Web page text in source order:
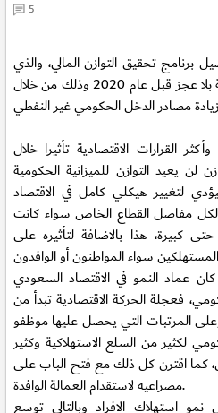
5
برنامج تحقيق التوازن المالي، والذي
يهدف إلى الوصول لميزانية متوازنة بلا عجز قبل عام 2020 وذلك من خلال
القرارات الاقتصادية تأثيرا خلال
لن يعيد التوازن للميزانية الحكومية
لتغيير هيكلي كامل في الاقتصاد
مفاصل القطاع الخاص سواء كانت
هذا بالاضافة لتأثيره على
كان عماد النمو في الاقتصاد السعودي
فعجلة الحركة الاقتصادية تبدأ من
المرتبات التي يحصل عليها موظفو
لكثير من السلع الاستهلاكية وكثير
كما اقترن كل ذلك مع فتح الباب على
مصراعيه لاستقدام العمالة الوافدة.
استهلاك الافراد وبالتالي توسع